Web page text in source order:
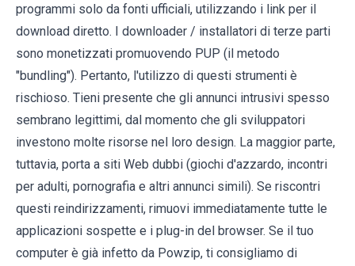
programmi solo da fonti ufficiali, utilizzando i link per il
download diretto. I downloader / installatori di terze parti
sono monetizzati promuovendo PUP (il metodo
"bundling"). Pertanto, l'utilizzo di questi strumenti è
rischioso. Tieni presente che gli annunci intrusivi spesso
sembrano legittimi, dal momento che gli sviluppatori
investono molte risorse nel loro design. La maggior parte,
tuttavia, porta a siti Web dubbi (giochi d'azzardo, incontri
per adulti, pornografia e altri annunci simili). Se riscontri
questi reindirizzamenti, rimuovi immediatamente tutte le
applicazioni sospette e i plug-in del browser. Se il tuo
computer è già infetto da Powzip, ti consigliamo di